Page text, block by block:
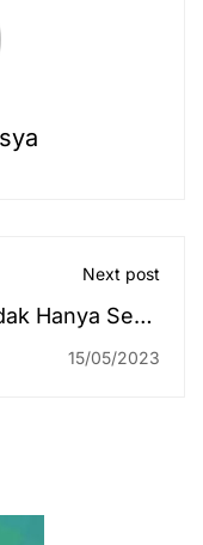
Next post
Hanya Sent,
Tapi Delivered
15/05/2023